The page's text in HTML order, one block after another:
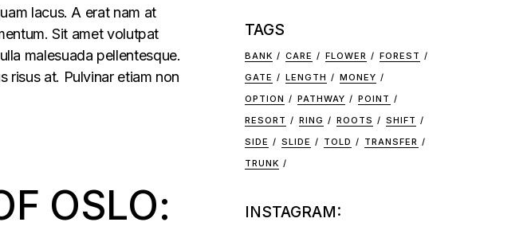
lacus. A erat nam at
Sit amet volutpat
malesuada pellentesque.
risus at. Pulvinar etiam non
OSLO:
TAGS
BANK CARE FLOWER
FOREST
GATE
LENGTH
MONEY
OPTION
PATHWAY
POINT
RESORT
RING ROOTS
SHIFT
SIDE
SLIDE TOLD
TRANSFER
TRUNK
INSTAGRAM: